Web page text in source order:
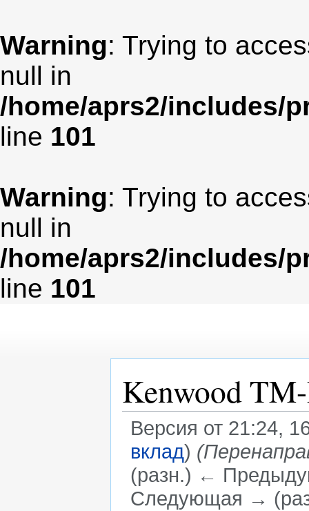
Warning: Trying to
null in
/home/aprs2/includes/
line 101
Warning: Trying to
null in
/home/aprs2/includes/
line 101
Kenwood
Версия от 21:24,
вклад)
(разн.) ←
Следующая →